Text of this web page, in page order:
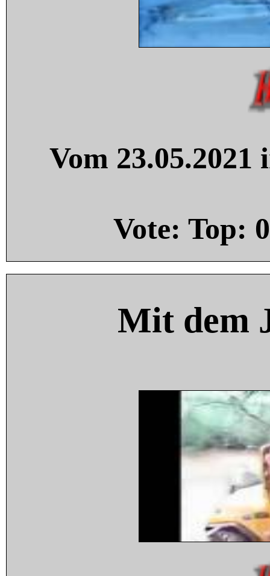
Vom
Vote: Top: 0
Mit dem